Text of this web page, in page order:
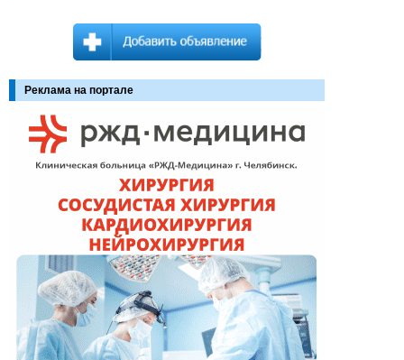
Реклама на портале